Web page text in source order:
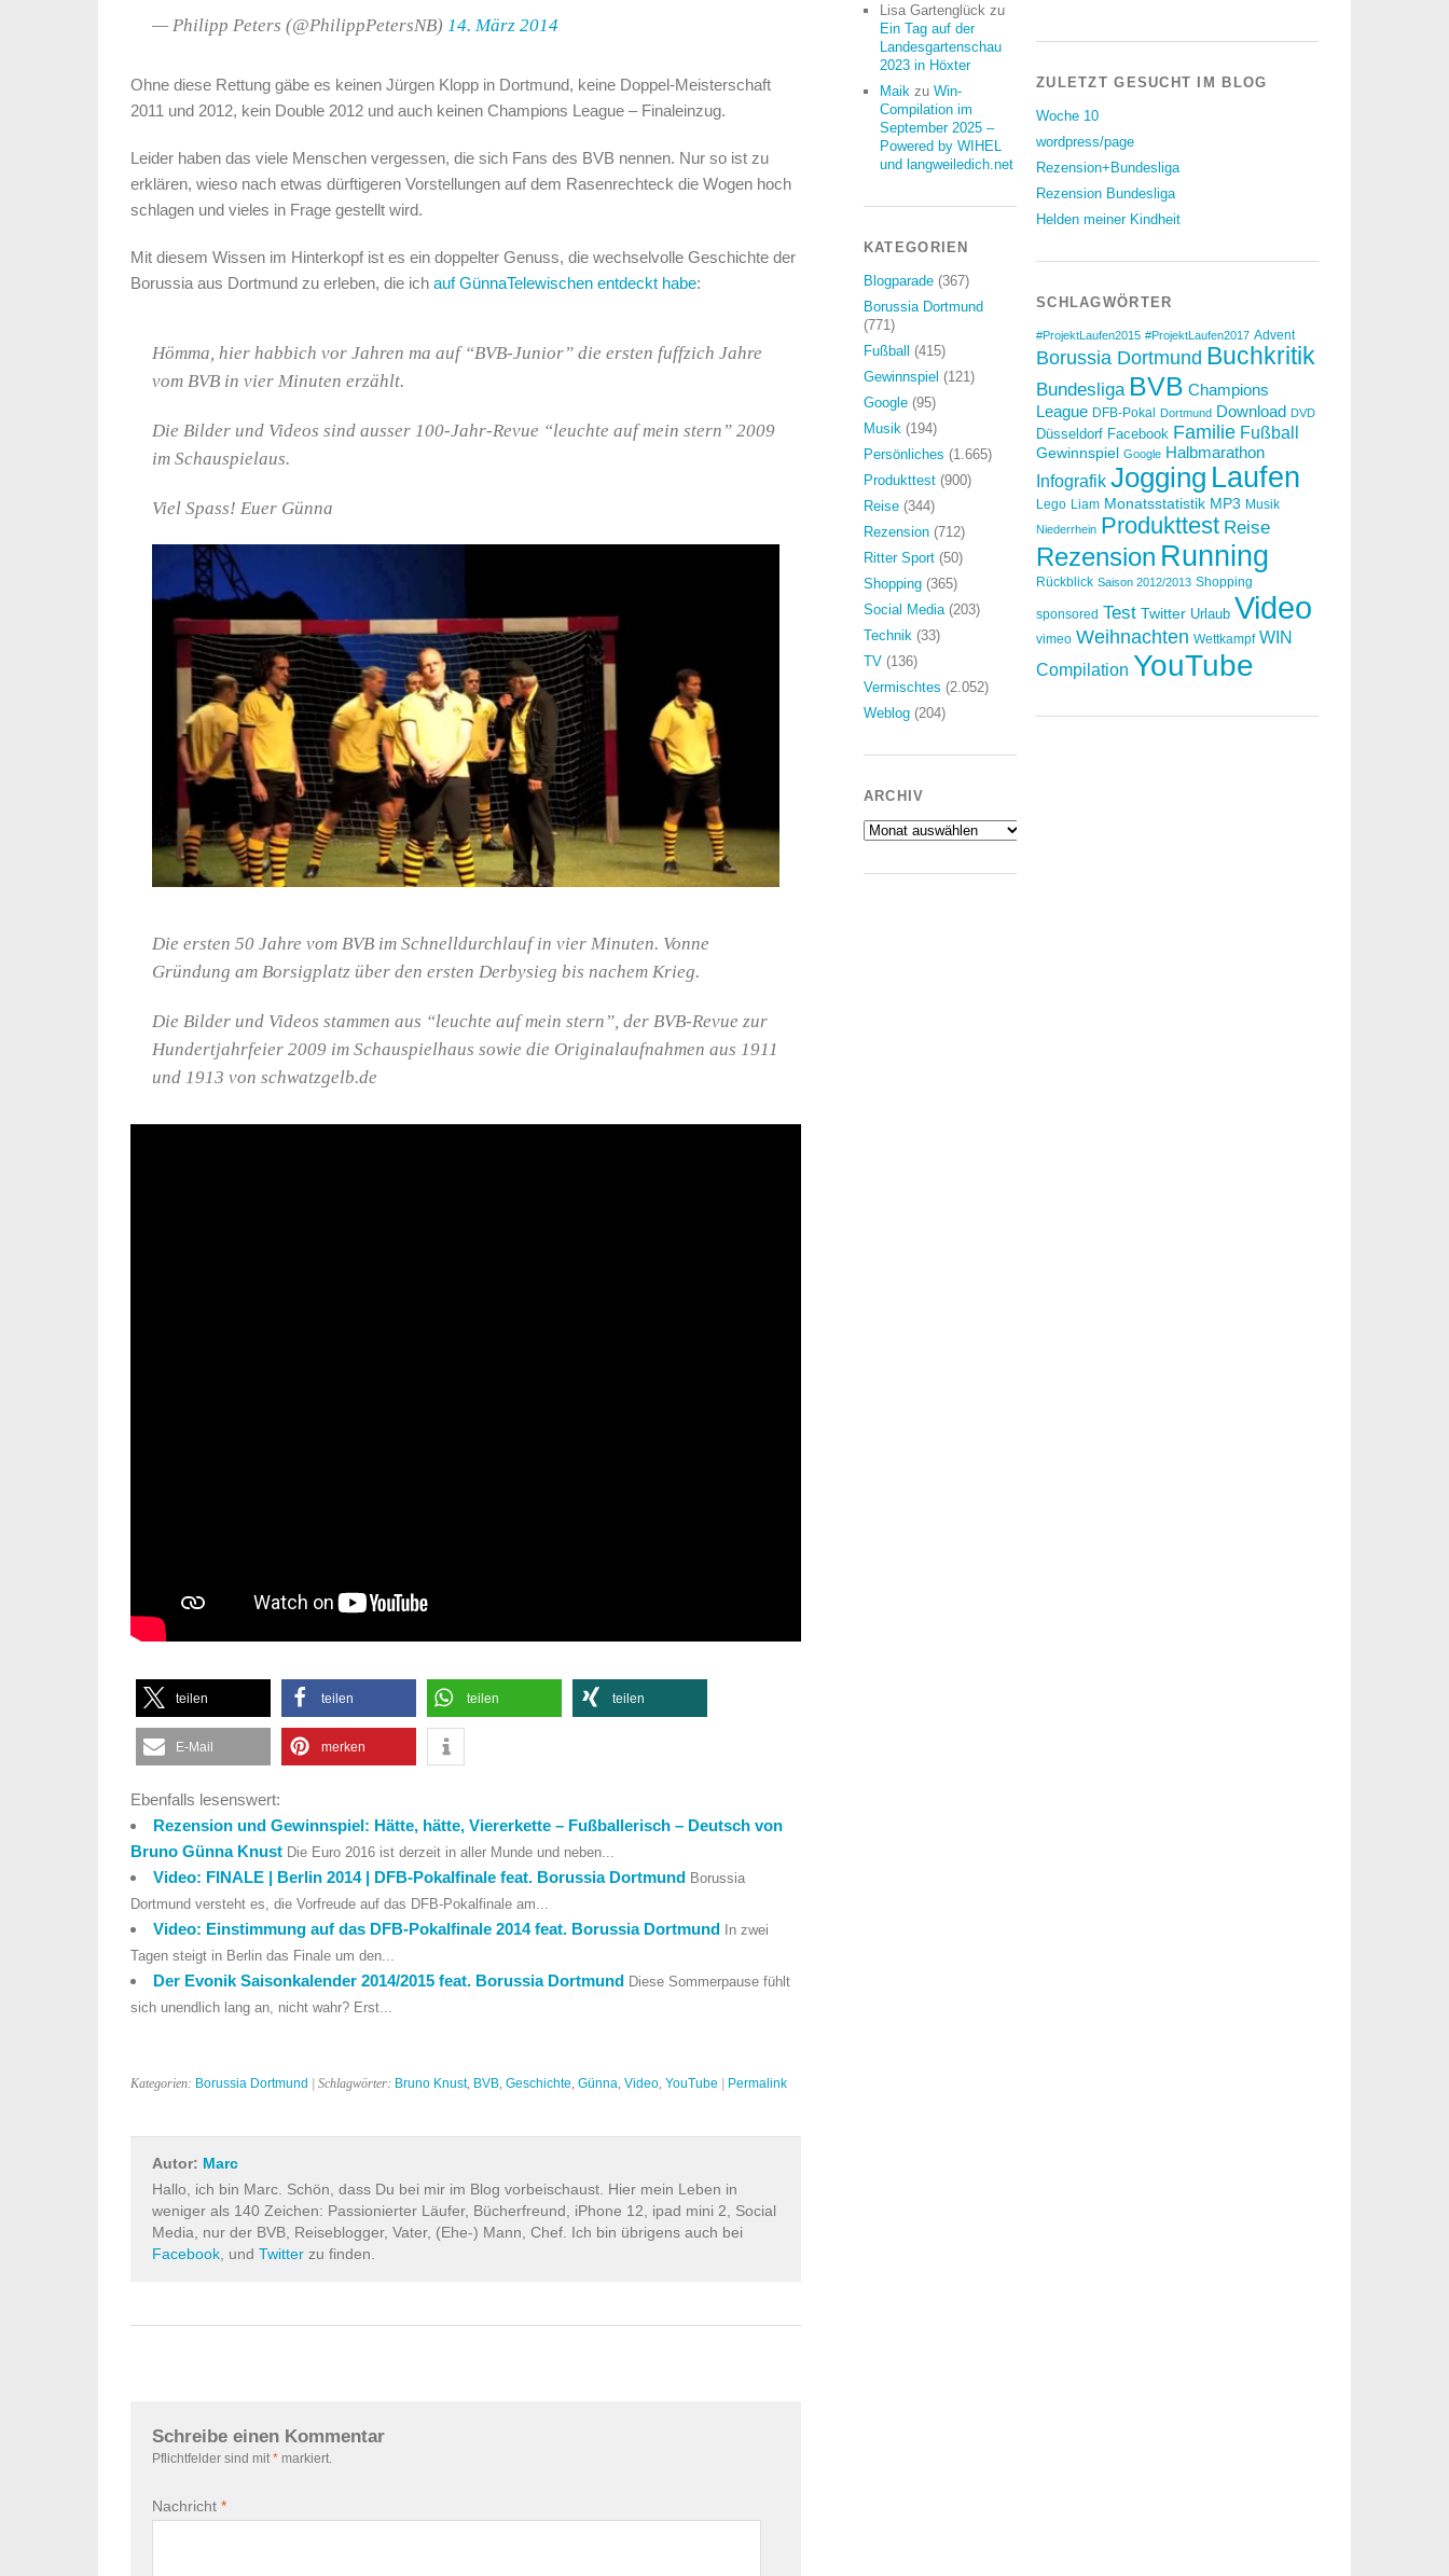
— Philipp Peters (@PhilippPetersNB) 14. März 2014
Ohne diese Rettung gäbe es keinen Jürgen Klopp in Dortmund, keine Doppel-Meisterschaft
2011 und 2012, kein Double 2012 und auch keinen Champions League – Finaleinzug.
Leider haben das viele Menschen vergessen, die sich Fans des BVB nennen. Nur so ist zu
erklären, wieso nach etwas dürftigeren Vorstellungen auf dem Rasenrechteck die Wogen hoch
schlagen und vieles in Frage gestellt wird.
Mit diesem Wissen im Hinterkopf ist es ein doppelter Genuss, die wechselvolle Geschichte der
Borussia aus Dortmund zu erleben, die ich auf GünnaTelewischen entdeckt habe:
Hömma, hier habbich vor Jahren ma auf “BVB-Junior” die ersten fuffzich Jahre
vom BVB in vier Minuten erzählt.
Die Bilder und Videos sind ausser 100-Jahr-Revue “leuchte auf mein stern” 2009
im Schauspielaus.
Viel Spass! Euer Günna
Die ersten 50 Jahre vom BVB im Schnelldurchlauf in vier Minuten. Vonne
Gründung am Borsigplatz über den ersten Derbysieg bis nachem Krieg.
Die Bilder und Videos stammen aus “leuchte auf mein stern”, der BVB-Revue zur
Hundertjahrfeier 2009 im Schauspielhaus sowie die Originalaufnahmen aus 1911
und 1913 von schwatzgelb.de
teilen teilen teilen teilen
E-Mail merken
Ebenfalls lesenswert:
Rezension und Gewinnspiel: Hätte, hätte, Viererkette – Fußballerisch – Deutsch von
Bruno Günna Knust Die Euro 2016 ist derzeit in aller Munde und neben...
Video: FINALE | Berlin 2014 | DFB-Pokalfinale feat. Borussia Dortmund Borussia
Dortmund versteht es, die Vorfreude auf das DFB-Pokalfinale am...
Video: Einstimmung auf das DFB-Pokalfinale 2014 feat. Borussia Dortmund
In zwei
Tagen steigt in Berlin das Finale um den...
Der Evonik Saisonkalender 2014/2015 feat. Borussia Dortmund Diese Sommerpause fühlt
sich unendlich lang an, nicht wahr? Erst...
Kategorien: Borussia Dortmund | Schlagwörter: Bruno Knust, BVB, Geschichte, Günna, Video, YouTube Permalink
Autor: Marc
Hallo, ich bin Marc. Schön, dass Du bei mir im Blog vorbeischaust. Hier mein Leben in
weniger als 140 Zeichen: Passionierter Läufer, Bücherfreund, iPhone 12, ipad mini 2, Social
Media, nur der BVB, Reiseblogger, Vater, (Ehe-) Mann, Chef. Ich bin übrigens auch bei
Facebook, und Twitter zu finden.
Schreibe einen Kommentar
Pflichtfelder sind mit * markiert.
Nachricht *
Lisa Gartenglück zu
Ein Tag auf der
Landesgartenschau
2023 in Höxter
Maik zu Win-
Compilation im
September 2025 –
Powered by WIHEL
und langweiledich.net
KATEGORIEN
Blogparade(367)
Borussia Dortmund
(771)
Fußball
(415)
Gewinnspiel (121)
Google(95)
Musik (194)
Persönliches (1.665)
Produkttest(900)
Reise(344)
Rezension(712)
Ritter Sport(50)
Shopping(365)
Social Media(203)
Technik (33)
TV(136)
Vermischtes (2.052)
Weblog(204)
ARCHIV
Archiv
ZULETZT GESUCHT IM BLOG
Woche 10
wordpress/page
Rezension+Bundesliga
Rezension Bundesliga
Helden meiner Kindheit
SCHLAGWÖRTER
#ProjektLaufen2015 #ProjektLaufen2017 Advent
Borussia Dortmund Buchkritik
Bundesliga BVB Champions
League DFB-Pokal Dortmund Download DVD
Düsseldorf Facebook Familie Fußball
Gewinnspiel Google Halbmarathon
Infografik Jogging Laufen
Lego Liam Monatsstatistik MP3 Musik
Niederrhein Produkttest Reise
Rezension Running
Rückblick Saison 2012/2013 Shopping
sponsored Test Twitter Urlaub Video
vimeo Weihnachten Wettkampf WIN
Compilation YouTube